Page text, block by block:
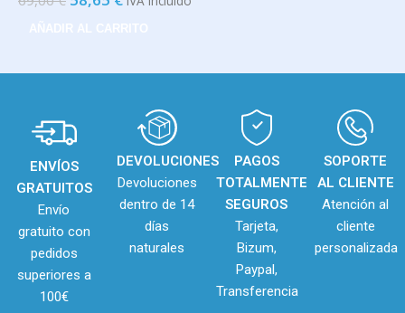
AÑADIR AL CARRITO
ENVÍOS
GRATUITOS
Envío
gratuito con
pedidos
superiores a
100€
DEVOLUCIONES
Devoluciones
dentro de 14
días
naturales
PAGOS
TOTALMENTE
SEGUROS
Tarjeta,
Bizum,
Paypal,
Transferencia
SOPORTE
AL CLIENTE
Atención al
cliente
personalizada